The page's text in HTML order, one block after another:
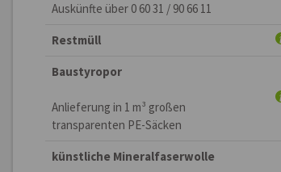
Auskünfte über 0 60 31 / 90 66 11
Restmüll
Baustyropor
Anlieferung in 1 m³ großen
transparenten PE-Säcken
künstliche Mineralfaserwolle